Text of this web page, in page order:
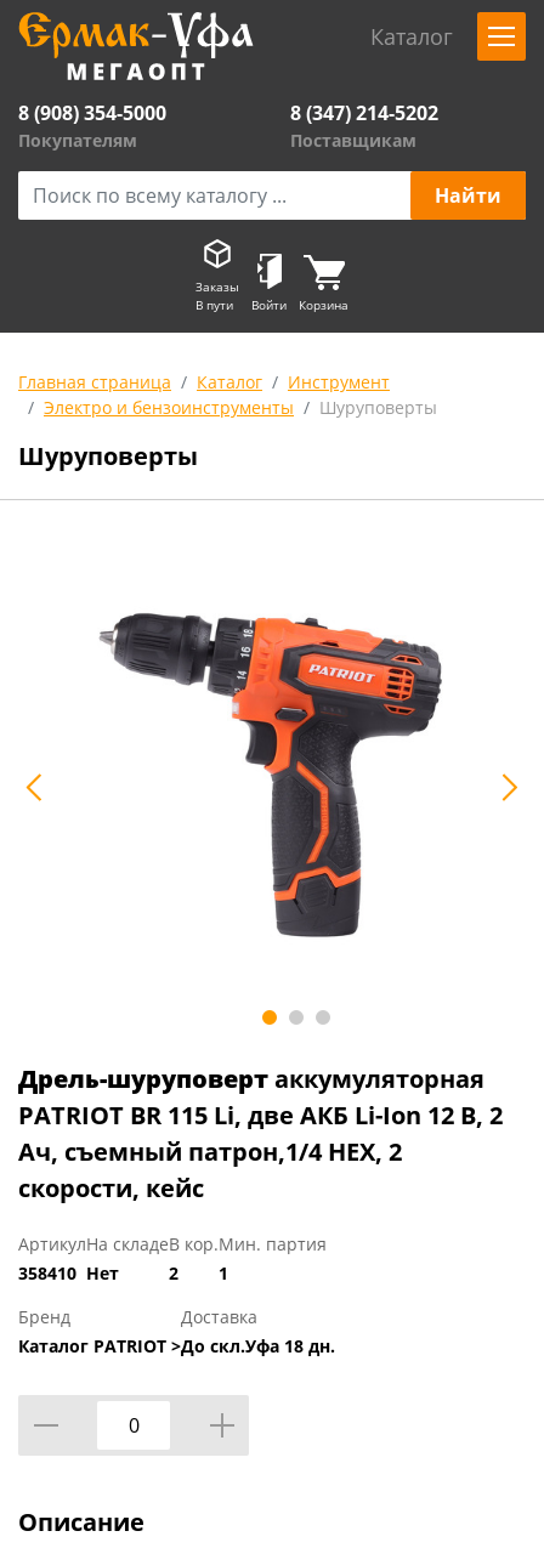
Каталог
8 (908) 354-5000
Покупателям
8 (347) 214-5202
Поставщикам
Заказы
В пути
Войти Корзина
Главная страница Каталог
Инструмент
Электро и бензоинструменты
Шуруповерты
Шуруповерты
Дрель-шуруповертаккумуляторная
PATRIOT BR 115 Li, две АКБ Li-Ion 12 В, 2
Ач, съемный патрон,1/4 HEX, 2
скорости, кейс
Артикул
358410
На складе
Нет
В кор.
2
Мин. партия
1
Бренд
Каталог PATRIOT >
Доставка
До скл.Уфа 18 дн.
Описание